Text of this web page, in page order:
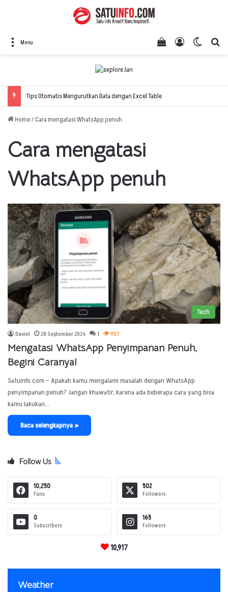
Menu Switch
Log In
View your
Tips Otomatis Mengurutkan Data dengan Excel Table
Home/Cara mengatasi WhatsApp penuh
Cara mengatasi
WhatsApp penuh
Tech
Daniel 28 September 2024 1 957
Mengatasi WhatsApp Penyimpanan Penuh,
Begini Caranya!
Satuinfo.com – Apakah kamu mengalami masalah dengan WhatsApp
penyimpanan penuh? Jangan khawatir, karena ada beberapa cara yang bisa
kamu lakukan…
Baca selengkapnya »
Follow Us
10,250
Fans
502
Followers
0
Subscribers
165
Followers
10,917
Weather